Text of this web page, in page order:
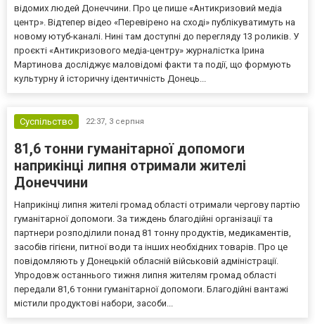
відомих людей Донеччини. Про це пише «Антикризовий медіа
центр». Відтепер відео «Перевірено на сході» публікуватимуть на
новому ютуб-каналі. Нині там доступні до перегляду 13 роликів. У
проєкті «Антикризового медіа-центру» журналістка Ірина
Мартинова досліджує маловідомі факти та події, що формують
культурну й історичну ідентичність Донець...
Суспільство 22:37, 3 серпня
81,6 тонни гуманітарної допомоги
наприкінці липня отримали жителі
Донеччини
Наприкінці липня жителі громад області отримали чергову партію
гуманітарної допомоги. За тиждень благодійні організації та
партнери розподілили понад 81 тонну продуктів, медикаментів,
засобів гігієни, питної води та інших необхідних товарів. Про це
повідомляють у Донецькій обласній військовій адміністрації.
Упродовж останнього тижня липня жителям громад області
передали 81,6 тонни гуманітарної допомоги. Благодійні вантажі
містили продуктові набори, засоби...